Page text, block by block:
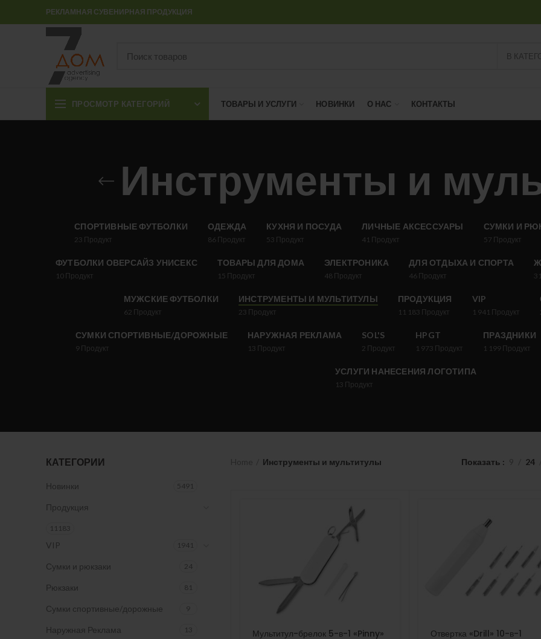
РЕКЛАМНАЯ СУВЕНИРНАЯ ПРОДУКЦИЯ
В
ПРОСМОТР КАТЕГОРИЙ ТОВАРЫ И УСЛУГИ НОВИНКИ О НАС КОНТАКТЫ
Инструменты и
СПОРТИВНЫЕ ФУТБОЛКИ
23 Продукт
ОДЕЖДА
86 Продукт
КУХНЯ И ПОСУДА
53 Продукт
ЛИЧНЫЕ АКСЕССУАРЫ
41 Продукт
СУМКИ И
57 Продукт
ФУТБОЛКИ ОВЕРСАЙЗ УНИСЕКС
10 Продукт
ТОВАРЫ ДЛЯ ДОМА
15 Продукт
ЭЛЕКТРОНИКА
48 Продукт
ДЛЯ ОТДЫХА И СПОРТА
46 Продукт 31
МУЖСКИЕ ФУТБОЛКИ
62 Продукт
ИНСТРУМЕНТЫ И МУЛЬТИТУЛЫ
23 Продукт
ПРОДУКЦИЯ
11 183 Продукт
VIP
1 941 Продукт
СУМКИ СПОРТИВНЫЕ/ДОРОЖНЫЕ
9 Продукт
НАРУЖНАЯ РЕКЛАМА
13 Продукт
SOL'S
2 Продукт
HPGT
1 973 Продукт
ПРАЗДНИКИ
1 199 Продукт
УСЛУГИ НАНЕСЕНИЯ ЛОГОТИПА
13 Продукт
Инструменты и мультитулы Показать 24
Мультитул-брелок 5-в-1 «Pinny» Отвертка «Drill» 10-в-1
КАТЕГОРИИ
Новинки 5491
Продукция
11183
VIP 1941
Сумки и рюкзаки 24
Рюкзаки 81
Сумки спортивные/дорожные 9
Наружная Реклама 13